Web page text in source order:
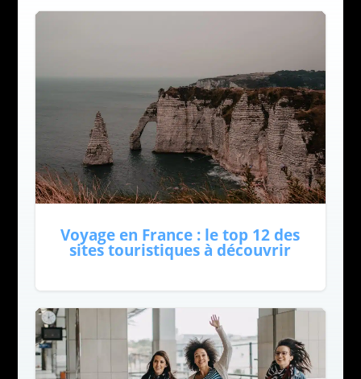
Voyage en France : le top 12 des
sites touristiques à découvrir